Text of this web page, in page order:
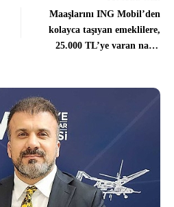
Maaşlarını ING Mobil’den
kolayca taşıyan emeklilere,
25.000 TL’ye varan nakit